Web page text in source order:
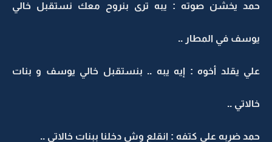
حمد يخشن صوته : يبه ترى بنروح معك نستقبل خالي
يوسف في المطار ..
علي يقلد أخوه : إيه يبه .. بنستقبل خالي يوسف و بنات
خالاتي ..
حمد ضربه على كتفه : انقلع وش دخلنا ببنات خالاتي ..